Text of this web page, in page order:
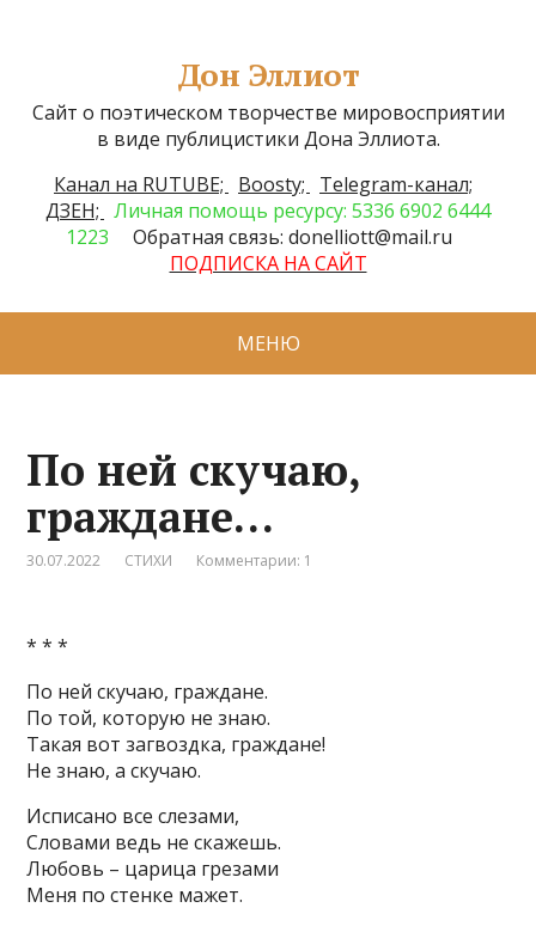
Дон Эллиот
Сайт о поэтическом творчестве мировосприятии
в виде публицистики Дона Эллиота.
Канал на RUTUBE;
Boosty;
Telegram-канал;
ДЗЕН; Личная помощь ресурсу: 5336 6902 6444
1223
Обратная связь: donelliott@mail.ru
ПОДПИСКА НА САЙТ
МЕНЮ
По ней скучаю,
граждане…
30.07.2022 СТИХИ Комментарии: 1
* * *
По ней скучаю, граждане.
По той, которую не знаю.
Такая вот загвоздка, граждане!
Не знаю, а скучаю.
Исписано все слезами,
Словами ведь не скажешь.
Любовь – царица грезами
Меня по стенке мажет.